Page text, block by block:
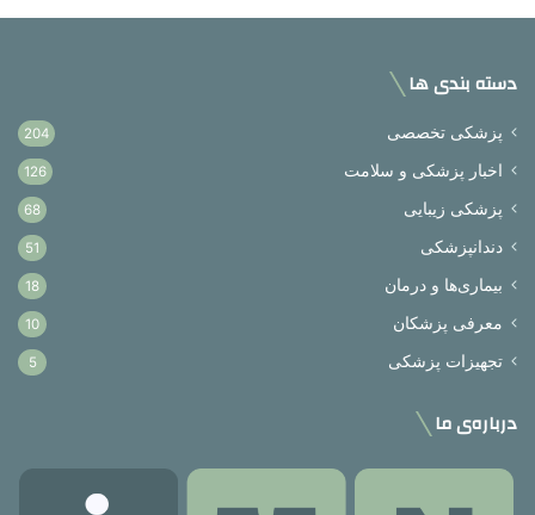
دسته بندی ها
پزشکی تخصصی 204
اخبار پزشکی و سلامت 126
پزشکی زیبایی 68
دندانپزشکی 51
بیماری‌ها و درمان 18
معرفی پزشکان 10
تجهیزات پزشکی 5
درباره‌ی ما